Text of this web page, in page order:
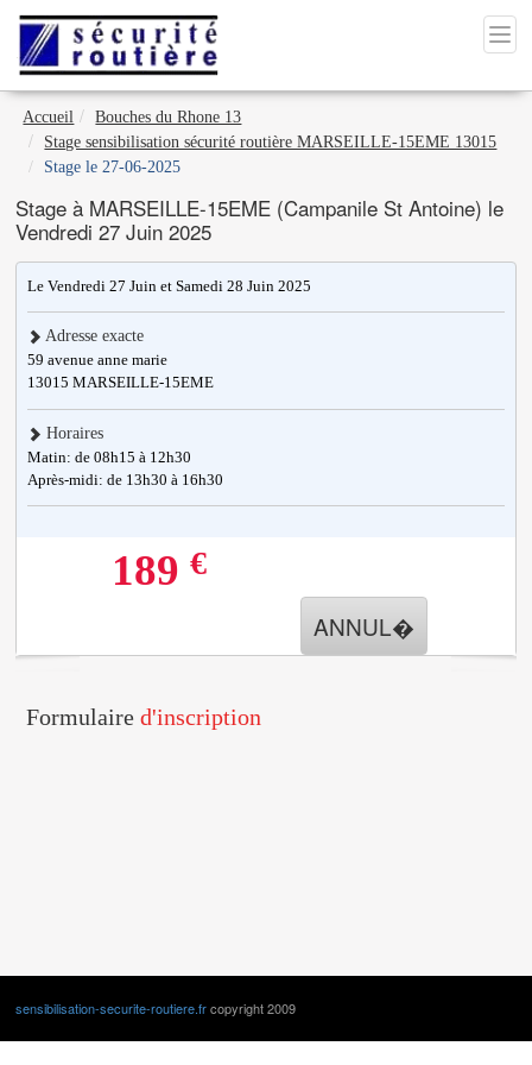
Accueil
Bouches du Rhone 13
Stage sensibilisation sécurité routière MARSEILLE-15EME 13015
Stage le 27-06-2025
Stage à MARSEILLE-15EME (Campanile St Antoine) le
Vendredi 27 Juin 2025
Le Vendredi 27 Juin et Samedi 28 Juin 2025
Adresse exacte
59 avenue anne marie
13015 MARSEILLE-15EME
Horaires
Matin: de 08h15 à 12h30
Après-midi: de 13h30 à 16h30
189 €
ANNUL�
Formulaire d'inscription
sensibilisation-securite-routiere.frcopyright 2009